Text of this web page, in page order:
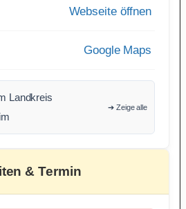
Webseite öffnen
Google Maps
Landkreis
➔ Zeige alle
& Termin